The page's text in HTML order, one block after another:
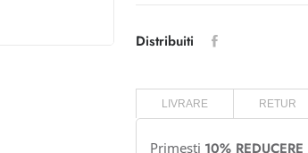
Distribuiti
LIVRARE RETUR
Primesti 10% REDUCERE